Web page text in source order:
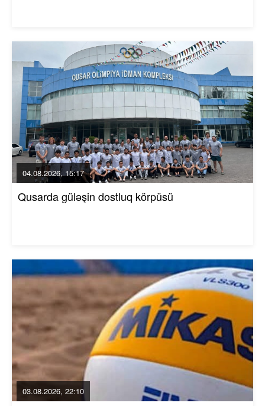
04.08.2026, 15:17
Qusarda güləşin dostluq körpüsü
03.08.2026, 22:10